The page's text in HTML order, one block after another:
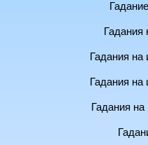
Гадания
Гадания на
Гадания на
Гадания